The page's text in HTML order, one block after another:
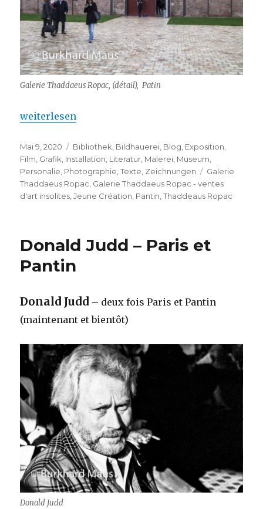
Galerie Thaddaeus Ropac, (détail), Patin
„Galerie Thaddaeus Ropac – ventes d’art insolites“
weiterlesen
Veröffentlicht
am
Mai 9, 2020 Kategorien
Bibliothek, Bildhauerei, Blog, Exposition,
Film, Grafik, Installation, Literatur, Malerei, Museum,
Personalie, Photographie,Texte, Zeichnungen Schlagwörter
Galerie
Thaddaeus Ropac, Galerie Thaddaeus Ropac - ventes
d'art insolites,Jeune Création, Pantin,Thaddeaus Ropac
Donald Judd – Paris et
Pantin
Donald Judd – deux fois Paris et Pantin
(maintenant et bientôt)
Donald Judd